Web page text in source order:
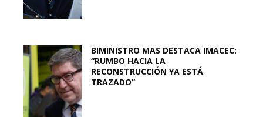
BIMINISTRO MAS DESTACA IMACEC:
“RUMBO HACIA LA
RECONSTRUCCIÓN YA ESTÁ
TRAZADO”